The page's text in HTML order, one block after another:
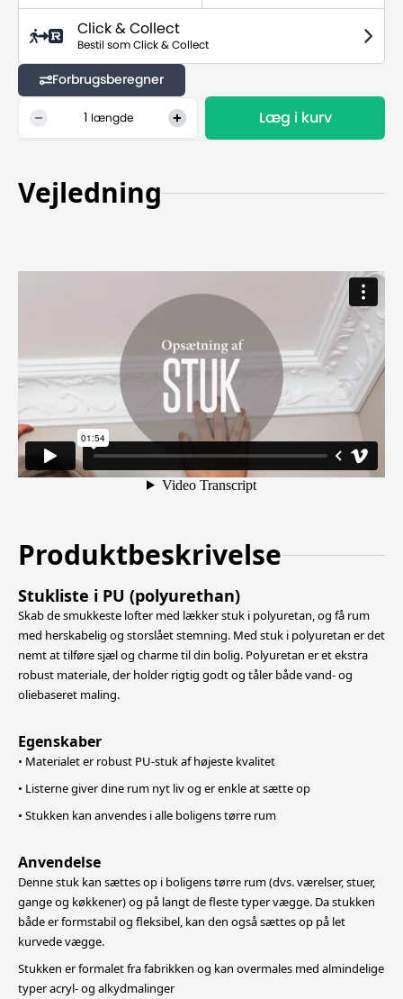
Click & Collect
Bestil som Click & Collect
Forbrugsberegner
længde Læg i kurv
Vejledning
Produktbeskrivelse
Stukliste i PU (polyurethan)
Skab de smukkeste lofter med lækker stuk i polyuretan, og få rum
med herskabelig og storslået stemning. Med stuk i polyuretan er det
nemt at tilføre sjæl og charme til din bolig. Polyuretan er et ekstra
robust materiale,der holder rigtig godt og tåler både vand- og
oliebaseret maling.
Egenskaber
• Materialet er robust PU-stuk af højeste kvalitet
• Listerne giver dine rum nyt liv og er enkle at sætte op
• Stukken kan anvendes i alle boligens tørre rum
Anvendelse
Denne stuk kan sættes op i boligens tørre rum (dvs. værelser, stuer,
gange og køkkener) og på langt de fleste typer vægge. Da stukken
både er formstabil og fleksibel, kan den også sættes op på let
kurvede vægge.
Stukken er formalet fra fabrikken og kan overmales med almindelige
typer acryl- og alkydmalinger